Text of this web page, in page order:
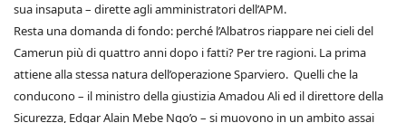
sua insaputa – dirette agli amministratori dell’APM.
Resta una domanda di fondo: perché l’Albatros riappare nei cieli del
Camerun più di quattro anni dopo i fatti? Per tre ragioni. La prima
attiene alla stessa natura dell’operazione Sparviero. Quelli che la
conducono – il ministro della giustizia Amadou Ali ed il direttore della
Sicurezza, Edgar Alain Mebe Ngo’o – si muovono in un ambito assai